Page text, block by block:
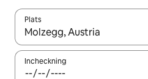
Plats
När resultaten är tillgängliga
Incheckning